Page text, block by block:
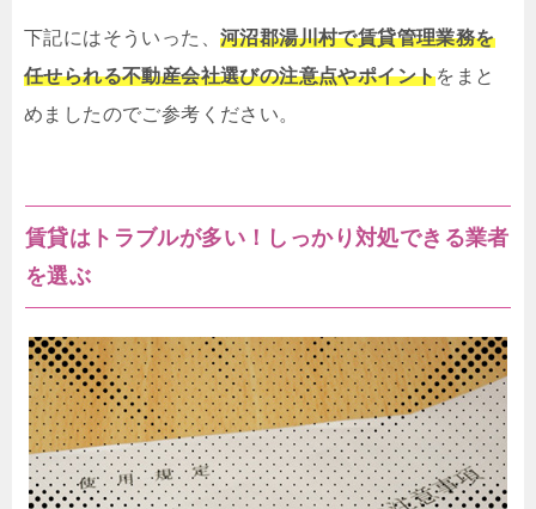
下記にはそういった、 河沼郡湯川村で賃貸管理業務を
任せられる不動産会社選びの注意点やポイントをまと
めましたのでご参考ください。
賃貸はトラブルが多い！しっかり対処できる業者
を選ぶ